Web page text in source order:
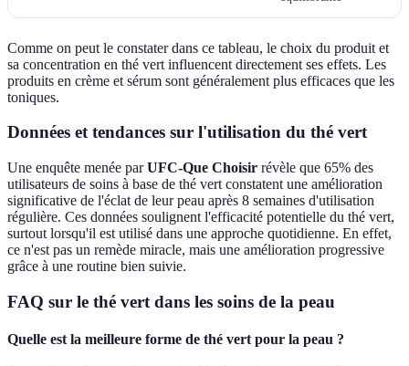
Comme on peut le constater dans ce tableau, le choix du produit et
sa concentration en thé vert influencent directement ses effets. Les
produits en crème et sérum sont généralement plus efficaces que les
toniques.
Données et tendances sur l'utilisation du thé vert
Une enquête menée parUFC-Que Choisir révèle que 65% des
utilisateurs de soins à base de thé vert constatent une amélioration
significative de l'éclat de leur peau après 8 semaines d'utilisation
régulière. Ces données soulignent l'efficacité potentielle du thé vert,
surtout lorsqu'il est utilisé dans une approche quotidienne. En effet,
ce n'est pas un remède miracle, mais une amélioration progressive
grâce à une routine bien suivie.
FAQ sur le thé vert dans les soins de la peau
Quelle est la meilleure forme de thé vert pour la peau ?